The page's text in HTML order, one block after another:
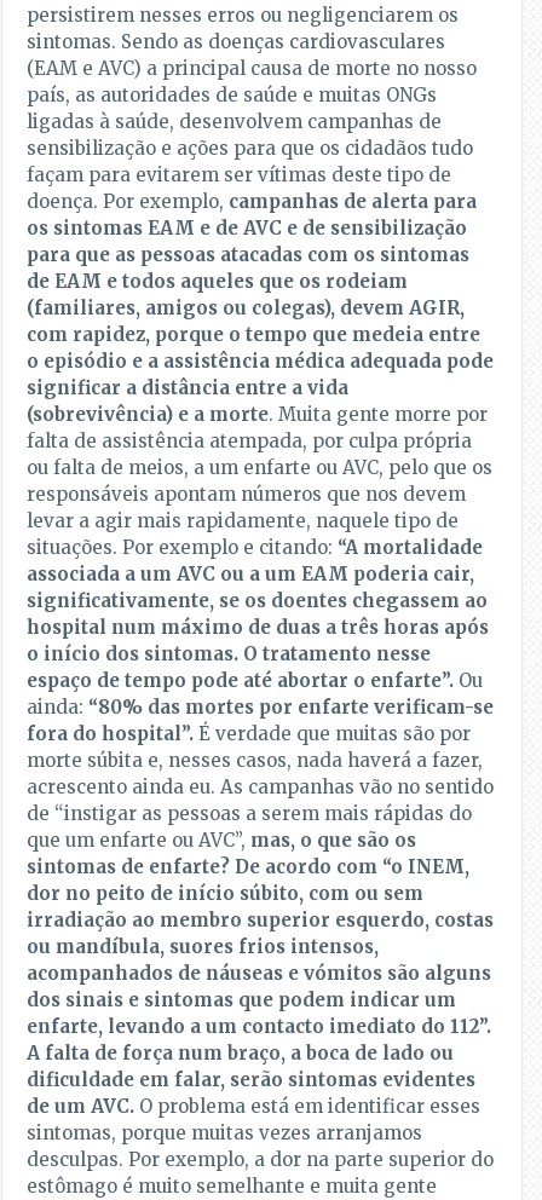
persistirem nesses erros ou negligenciarem os
sintomas. Sendo as doenças cardiovasculares
(EAM e AVC) a principal causa de morte no nosso
país, as autoridades de saúde e muitas ONGs
ligadas à saúde, desenvolvem campanhas de
sensibilização e ações para que os cidadãos tudo
façam para evitarem ser vítimas deste tipo de
doença. Por exemplo, campanhas de alerta para
os sintomas EAM e de AVC e de sensibilização
para que as pessoas atacadas com os sintomas
de EAM e todos aqueles que os rodeiam
(familiares, amigos ou colegas), devem AGIR,
com rapidez, porque o tempo que medeia entre
o episódio e a assistência médica adequada pode
significar a distância entre a vida
(sobrevivência) e a morte. Muita gente morre por
falta de assistência atempada, por culpa própria
ou falta de meios, a um enfarte ou AVC, pelo que os
responsáveis apontam números que nos devem
levar a agir mais rapidamente, naquele tipo de
situações. Por exemplo e citando: “A mortalidade
associada a um AVC ou a um EAM poderia cair,
significativamente, se os doentes chegassem ao
hospital num máximo de duas a três horas após
o início dos sintomas. O tratamento nesse
espaço de tempo pode até abortar o enfarte”. Ou
ainda: “80% das mortes por enfarte verificam-se
fora do hospital”. É verdade que muitas são por
morte súbita e, nesses casos, nada haverá a fazer,
acrescento ainda eu. As campanhas vão no sentido
de “instigar as pessoas a serem mais rápidas do
que um enfarte ou AVC”, mas, o que são os
sintomas de enfarte? De acordo com “o INEM,
dor no peito de início súbito, com ou sem
irradiação ao membro superior esquerdo, costas
ou mandíbula, suores frios intensos,
acompanhados de náuseas e vómitos são alguns
dos sinais e sintomas que podem indicar um
enfarte, levando a um contacto imediato do 112”.
A falta de força num braço, a boca de lado ou
dificuldade em falar, serão sintomas evidentes
de um AVC. O problema está em identificar esses
sintomas, porque muitas vezes arranjamos
desculpas. Por exemplo, a dor na parte superior do
estômago é muito semelhante e muita gente